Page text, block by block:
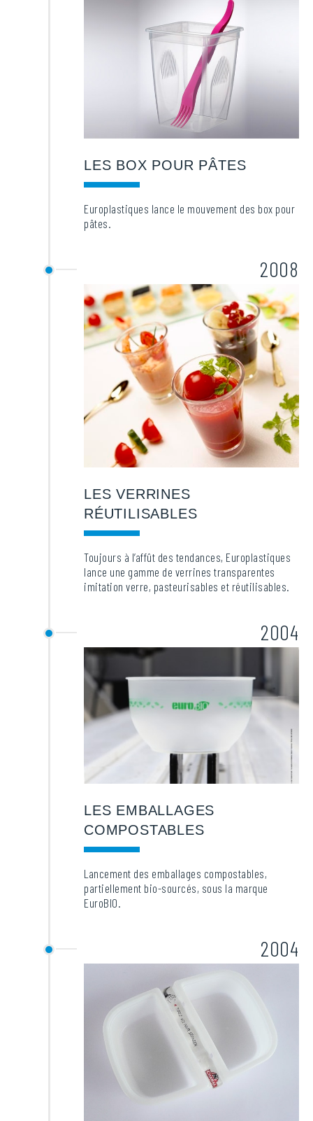
LES BOX POUR PÂTES
Europlastiques lance le mouvement des box pour
pâtes.
2008
LES VERRINES
RÉUTILISABLES
Toujours à l’affût des tendances, Europlastiques
lance une gamme de verrines transparentes
imitation verre, pasteurisables et réutilisables.
2004
LES EMBALLAGES
COMPOSTABLES
Lancement des emballages compostables,
partiellement bio-sourcés, sous la marque
EuroBIO.
2004